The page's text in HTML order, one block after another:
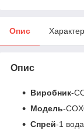
Опис
Опис
Виробник-
Модель-
Спрей-1